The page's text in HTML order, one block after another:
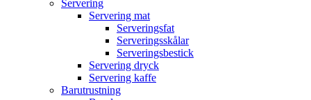
Servering
Servering mat
Serveringsfat
Serveringsskålar
Serveringsbestick
Servering dryck
Servering kaffe
Barutrustning